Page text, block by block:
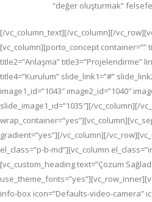
“değer oluşturmak”
[/vc_column_text][/vc_column][/
[vc_column][porto_concept container=””
title2=”Anlaşma” title3=”Projelendirme”
title4=”Kurulum” slide_link1=”#”
image1_id=”1043″ image2_id=”1040″
slide_image1_id=”1035″][/vc_column][/
gradient=”yes”][/vc_column][/
el_class=”p-b-md”][vc_column
[vc_custom_heading text=”Çözüm
info-box icon=”Defaults-video-camera”